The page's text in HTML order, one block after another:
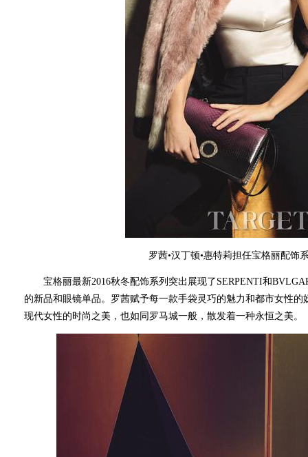
罗茜•汉丁顿•惠特莉担任宝格丽配饰
宝格丽最新2016秋冬配饰系列突出展现了SERPENTI和
的新品和眼镜单品。罗茜赋予每一款手袋灵巧的魅力和都市女性
现代女性的时尚之美，也如同罗马城一般，散发着一种永恒之美。